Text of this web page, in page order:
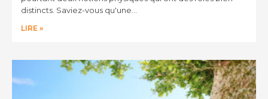
distincts. Saviez-vous qu'une…
LIRE »